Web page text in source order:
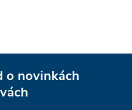
o novinkách